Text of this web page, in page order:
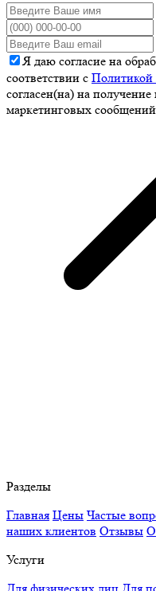
Я даю согласие на
соответствии с Политикой
согласен(на) на
маркетинговых сообщений
Разделы
Главная Цены Частые
наших клиентов Отзывы О
Услуги